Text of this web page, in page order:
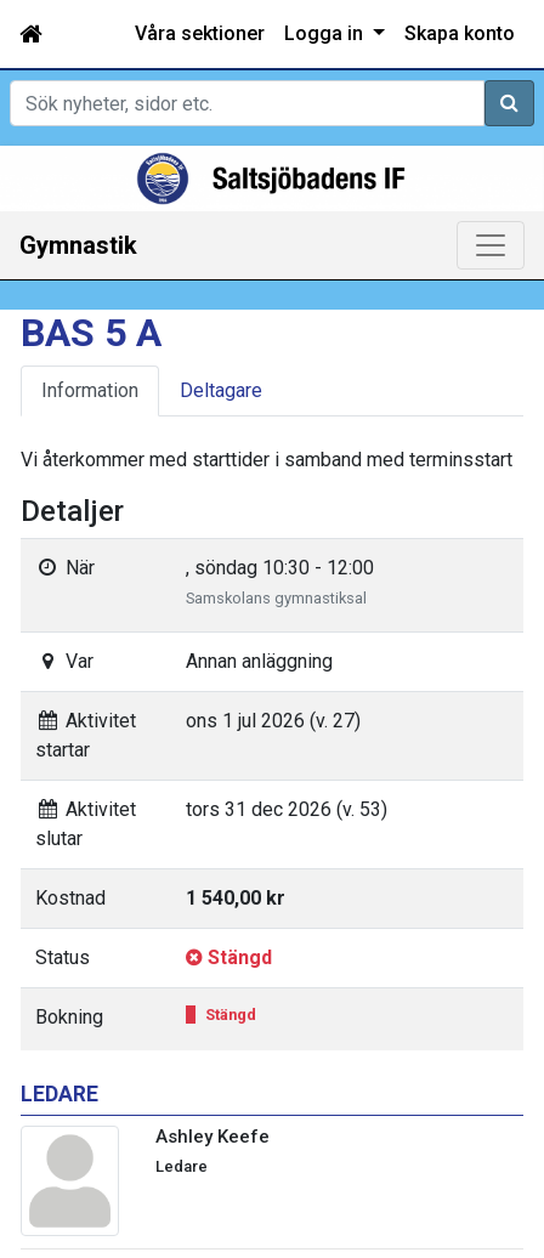
Våra sektioner Logga in Skapa konto
Sök
Gymnastik
LEDARE
Ashley Keefe
Ledare
BAS 5 A
Information Deltagare
Vi återkommer med starttider i samband med terminsstart
Detaljer
När , söndag 10:30 - 12:00
Samskolans gymnastiksal
Var Annan anläggning
Aktivitet
startar
ons 1 jul 2026 (v. 27)
Aktivitet
slutar
tors 31 dec 2026 (v. 53)
Kostnad 1 540,00 kr
Status Stängd
Bokning Stängd